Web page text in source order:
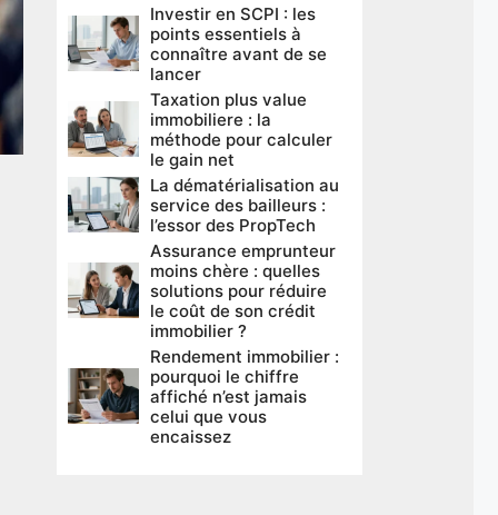
Investir en SCPI : les
points essentiels à
connaître avant de se
lancer
Taxation plus value
immobiliere : la
méthode pour calculer
le gain net
La dématérialisation au
service des bailleurs :
l’essor des PropTech
Assurance emprunteur
moins chère : quelles
solutions pour réduire
le coût de son crédit
immobilier ?
Rendement immobilier :
pourquoi le chiffre
affiché n’est jamais
celui que vous
encaissez